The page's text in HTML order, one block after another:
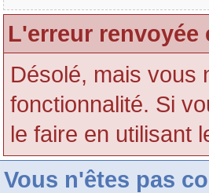
L'erreur renvoyée
Désolé, mais vous
fonctionnalité. Si
le faire en utilisant
Vous n'êtes pas